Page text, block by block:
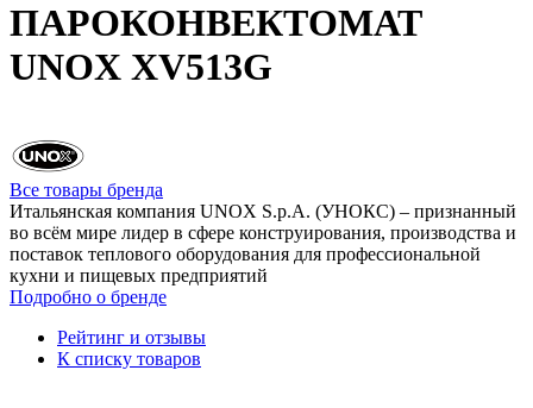
ПАРОКОНВЕКТОМАТ
UNOX XV513G
Все товары бренда
Итальянская компания UNOX S.p.A. (УНОКС) – признанный
во всём мире лидер в сфере конструирования, производства и
поставок теплового оборудования для профессиональной
кухни и пищевых предприятий
Подробно о бренде
Рейтинг и отзывы
К списку товаров